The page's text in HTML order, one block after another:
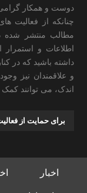
دوست و همکار گرامی
چنانکه از فعالیت
مطالب منتشر شده
اطلاعات و استمرار
داشته باشید که در
و علاقمندان نیز
اندک، می توانند کمک
برای حمایت از
اخبار